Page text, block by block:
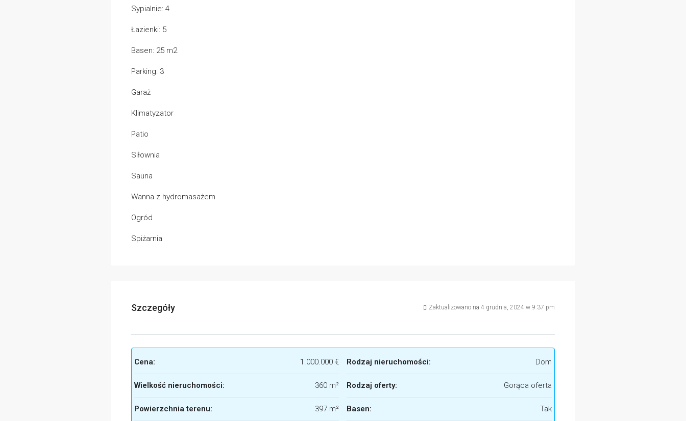
Sypialnie: 4
Łazienki: 5
Basen: 25 m2
Parking: 3
Garaż
Klimatyzator
Patio
Siłownia
Sauna
Wanna z hydromasażem
Ogród
Spiżarnia
Szczegóły Zaktualizowano na 4 grudnia, 2024 w 9:37 pm
Cena: 1.000.000 €
Wielkość nieruchomości: 360 m²
Powierzchnia terenu: 397 m²
Rodzaj nieruchomości: Dom
Rodzaj oferty: Gorąca oferta
Basen: Tak